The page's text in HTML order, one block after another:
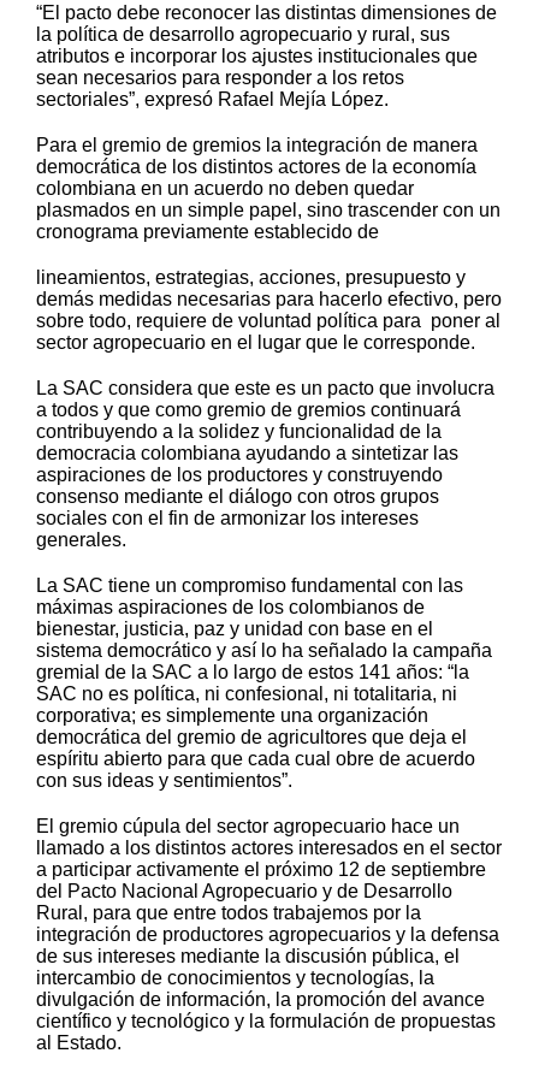
“El pacto debe reconocer las distintas dimensiones de
la política de desarrollo agropecuario y rural, sus
atributos e incorporar los ajustes institucionales que
sean necesarios para responder a los retos
sectoriales”, expresó Rafael Mejía López.
Para el gremio de gremios la integración de manera
democrática de los distintos actores de la economía
colombiana en un acuerdo no deben quedar
plasmados en un simple papel, sino trascender con un
cronograma previamente establecido de
lineamientos, estrategias, acciones, presupuesto y
demás medidas necesarias para hacerlo efectivo, pero
sobre todo, requiere de voluntad política para poner al
sector agropecuario en el lugar que le corresponde.
La SAC considera que este es un pacto que involucra
a todos y que como gremio de gremios continuará
contribuyendo a la solidez y funcionalidad de la
democracia colombiana ayudando a sintetizar las
aspiraciones de los productores y construyendo
consenso mediante el diálogo con otros grupos
sociales con el fin de armonizar los intereses
generales.
La SAC tiene un compromiso fundamental con las
máximas aspiraciones de los colombianos de
bienestar, justicia, paz y unidad con base en el
sistema democrático y así lo ha señalado la campaña
gremial de la SAC a lo largo de estos 141 años: “la
SAC no es política, ni confesional, ni totalitaria, ni
corporativa; es simplemente una organización
democrática del gremio de agricultores que deja el
espíritu abierto para que cada cual obre de acuerdo
con sus ideas y sentimientos”.
El gremio cúpula del sector agropecuario hace un
llamado a los distintos actores interesados en el sector
a participar activamente el próximo 12 de septiembre
del Pacto Nacional Agropecuario y de Desarrollo
Rural, para que entre todos trabajemos por la
integración de productores agropecuarios y la defensa
de sus intereses mediante la discusión pública, el
intercambio de conocimientos y tecnologías, la
divulgación de información, la promoción del avance
científico y tecnológico y la formulación de propuestas
al Estado.